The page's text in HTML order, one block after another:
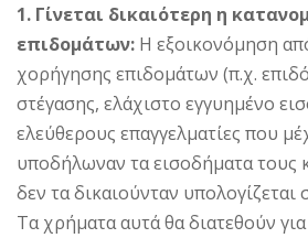
1. Γίνεται δικαιότερη η
επιδομάτων: Η εξοικονόμηση
χορήγησης επιδομάτων (π.χ.
στέγασης, ελάχιστο εγγυημένο
ελεύθερους επαγγελματίες που
υποδήλωναν τα εισοδήματα τους
δεν τα δικαιούνταν υπολογίζεται
Τα χρήματα αυτά θα διατεθούν